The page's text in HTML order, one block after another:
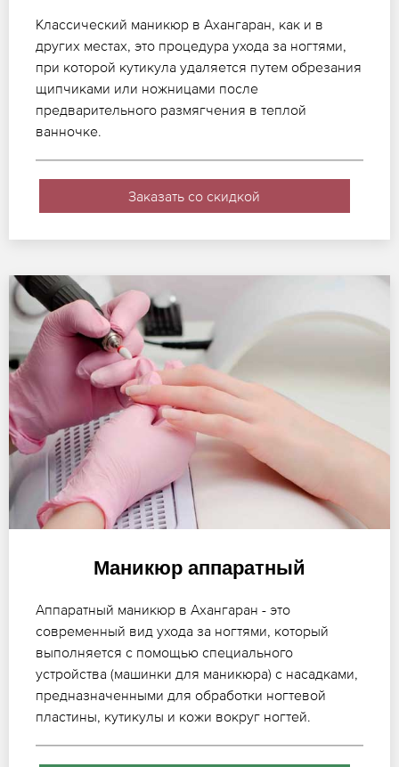
Классический маникюр в Ахангаран, как и в
других местах, это процедура ухода за ногтями,
при которой кутикула удаляется путем обрезания
щипчиками или ножницами после
предварительного размягчения в теплой
ванночке.
Заказать со скидкой
Маникюр аппаратный
Аппаратный маникюр в Ахангаран - это
современный вид ухода за ногтями, который
выполняется с помощью специального
устройства (машинки для маникюра) с насадками,
предназначенными для обработки ногтевой
пластины, кутикулы и кожи вокруг ногтей.